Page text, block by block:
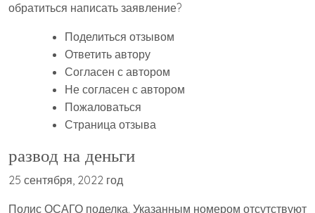
обратиться написать заявление?
Поделиться отзывом
Ответить автору
Согласен с автором
Не согласен с автором
Пожаловаться
Страница отзыва
развод на деньги
25 сентября, 2022 год
Полис ОСАГО поделка. Указанным номером отсутствуют